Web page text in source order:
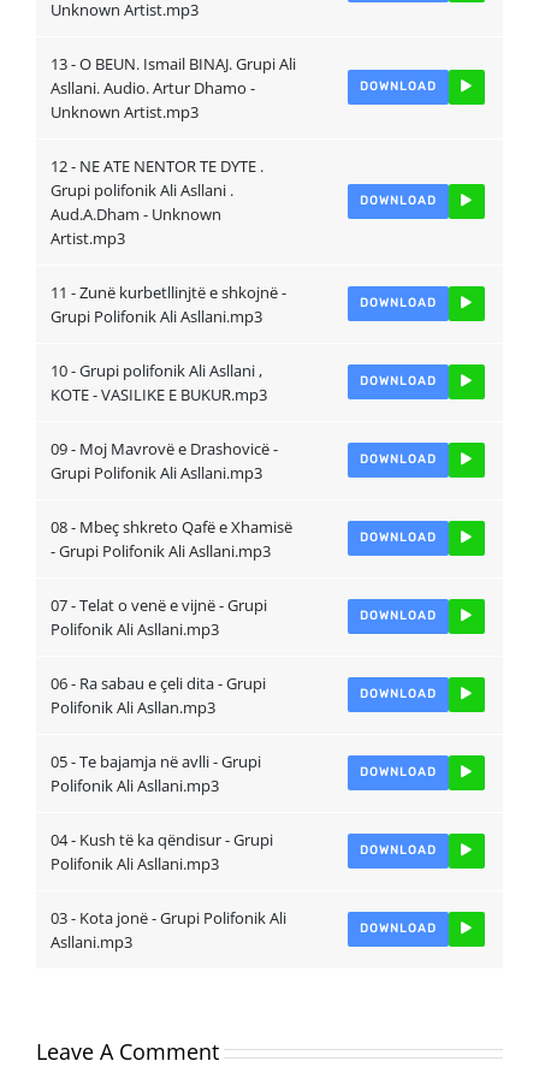
Unknown Artist.mp3
13 - O BEUN. Ismail BINAJ. Grupi Ali
Asllani. Audio. Artur Dhamo -
Unknown Artist.mp3
DOWNLOAD
12 - NE ATE NENTOR TE DYTE .
Grupi polifonik Ali Asllani .
Aud.A.Dham - Unknown
Artist.mp3
DOWNLOAD
11 - Zunë kurbetllinjtë e shkojnë -
Grupi Polifonik Ali Asllani.mp3
DOWNLOAD
10 - Grupi polifonik Ali Asllani ,
KOTE - VASILIKE E BUKUR.mp3
DOWNLOAD
09 - Moj Mavrovë e Drashovicë -
Grupi Polifonik Ali Asllani.mp3
DOWNLOAD
08 - Mbeç shkreto Qafë e Xhamisë
- Grupi Polifonik Ali Asllani.mp3
DOWNLOAD
07 - Telat o venë e vijnë - Grupi
Polifonik Ali Asllani.mp3
DOWNLOAD
06 - Ra sabau e çeli dita - Grupi
Polifonik Ali Asllan.mp3
DOWNLOAD
05 - Te bajamja në avlli - Grupi
Polifonik Ali Asllani.mp3
DOWNLOAD
04 - Kush të ka qëndisur - Grupi
Polifonik Ali Asllani.mp3
DOWNLOAD
03 - Kota jonë - Grupi Polifonik Ali
Asllani.mp3
DOWNLOAD
Leave A Comment